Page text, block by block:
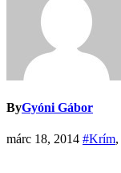
ByGyóni Gábor
márc 18, 2014 #Krím,